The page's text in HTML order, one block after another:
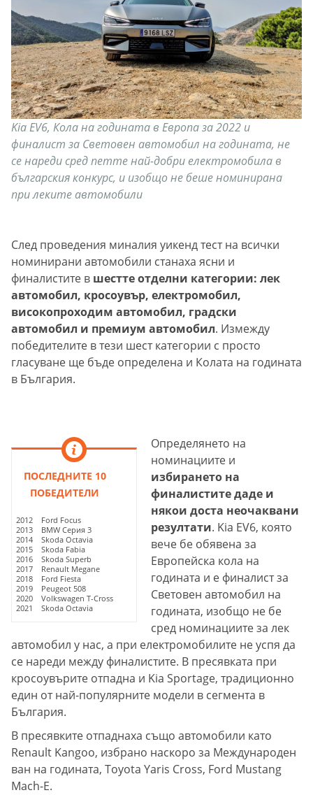
Kia EV6, Кола на годината в Европа за 2022 и
финалист за Световен автомобил на годината, не
се нареди сред петте най-добри електромобила в
българския конкурс, и изобщо не беше номинирана
при леките автомобили
След проведения миналия уикенд тест на всички
номинирани автомобили станаха ясни и
финалистите в шестте отделни категории: лек
автомобил, кросоувър, електромобил,
високопроходим автомобил, градски
автомобил и премиум автомобил. Измежду
победителите в тези шест категории с просто
гласуване ще бъде определена и Колата на годината
в България.
ПОСЛЕДНИТЕ 10
ПОБЕДИТЕЛИ
2012 Ford Focus
2013 BMW Серия 3
2014 Skoda Octavia
2015 Skoda Fabia
2016 Skoda Superb
2017 Renault Megane
2018 Ford Fiesta
2019 Peugeot 508
2020 Volkswagen T-Cross
2021 Skoda Octavia
Определянето на
номинациите и
избирането на
финалистите даде и
някои доста неочаквани
резултати. Kia EV6, която
вече бе обявена за
Европейска кола на
годината и е финалист за
Световен автомобил на
годината, изобщо не бе
сред номинациите за лек
автомобил у нас, а при електромобилите не успя да
се нареди между финалистите. В пресявката при
кросоувърите отпадна и Kia Sportage, традиционно
един от най-популярните модели в сегмента в
България.
В пресявките отпаднаха също автомобили като
Renault Kangoo, избрано наскоро за Международен
ван на годината, Toyota Yaris Cross, Ford Mustang
Mach-E.